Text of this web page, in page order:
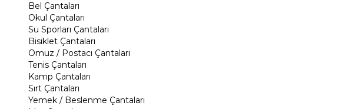
Bel Çantaları
Okul Çantaları
Su Sporları Çantaları
Bisiklet Çantaları
Omuz / Postacı Çantaları
Tenis Çantaları
Kamp Çantaları
Sırt Çantaları
Yemek / Beslenme Çantaları